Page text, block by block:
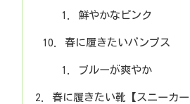
鮮やかなピンク
春に履きたいパンプス
ブルーが爽やか
春に履きたい靴【スニーカー